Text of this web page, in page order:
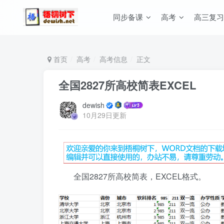
同步备课 高考 高三复习
首页 高考 高考信息 正文
全国2827所高校简表EXCEL
dewish
10月29日更新
全国2827所高校简表，EXCEL格式。